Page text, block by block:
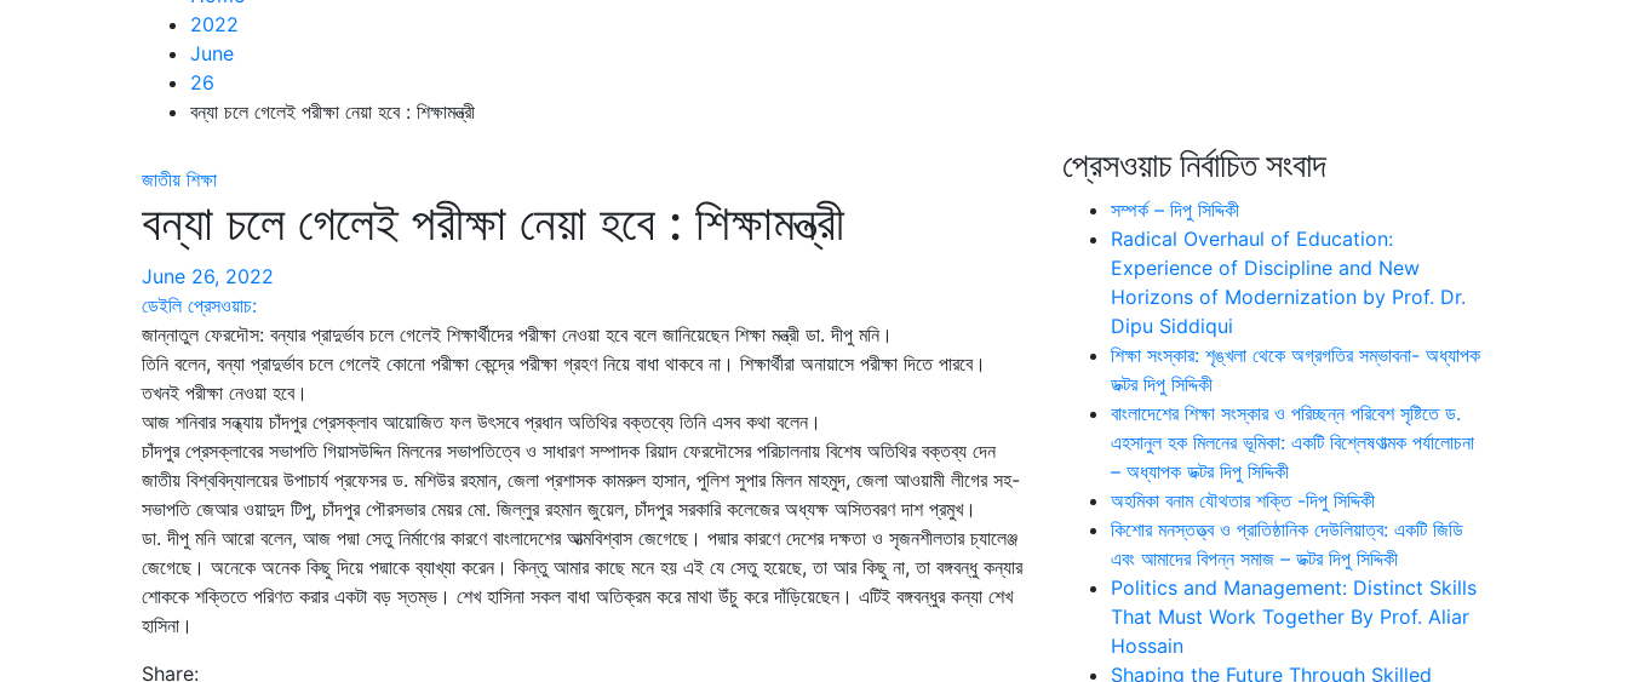
2022
June
26
বন্যা চলে গেলেই পরীক্ষা নেয়া হবে : শিক্ষামন্ত্রী
জাতীয় শিক্ষা
বন্যা চলে গেলেই পরীক্ষা নেয়া হবে : শিক্ষামন্ত্রী
June 26, 2022
ডেইলি প্রেসওয়াচ:
জান্নাতুল ফেরদৌস: বন্যার প্রাদুর্ভাব চলে গেলেই শিক্ষার্থীদের পরীক্ষা নেওয়া হবে বলে জানিয়েছেন শিক্ষা মন্ত্রী ডা. দীপু মনি।
তিনি বলেন, বন্যা প্রাদুর্ভাব চলে গেলেই কোনো পরীক্ষা কেন্দ্রে পরীক্ষা গ্রহণ নিয়ে বাধা থাকবে না। শিক্ষার্থীরা অনায়াসে পরীক্ষা দিতে পারবে।
তখনই পরীক্ষা নেওয়া হবে।
আজ শনিবার সন্ধ্যায় চাঁদপুর প্রেসক্লাব আয়োজিত ফল উৎসবে প্রধান অতিথির বক্তব্যে তিনি এসব কথা বলেন।
চাঁদপুর প্রেসক্লাবের সভাপতি গিয়াসউদ্দিন মিলনের সভাপতিত্বে ও সাধারণ সম্পাদক রিয়াদ ফেরদৌসের পরিচালনায় বিশেষ অতিথির বক্তব্য দেন
জাতীয় বিশ্ববিদ্যালয়ের উপাচার্য প্রফেসর ড. মশিউর রহমান, জেলা প্রশাসক কামরুল হাসান, পুলিশ সুপার মিলন মাহমুদ, জেলা আওয়ামী লীগের সহ-
সভাপতি জেআর ওয়াদুদ টিপু, চাঁদপুর পৌরসভার মেয়র মো. জিল্লুর রহমান জুয়েল, চাঁদপুর সরকারি কলেজের অধ্যক্ষ অসিতবরণ দাশ প্রমুখ।
ডা. দীপু মনি আরো বলেন, আজ পদ্মা সেতু নির্মাণের কারণে বাংলাদেশের আত্মবিশ্বাস জেগেছে। পদ্মার কারণে দেশের দক্ষতা ও সৃজনশীলতার চ্যালেঞ্জ
জেগেছে। অনেকে অনেক কিছু দিয়ে পদ্মাকে ব্যাখ্যা করেন। কিন্তু আমার কাছে মনে হয় এই যে সেতু হয়েছে, তা আর কিছু না, তা বঙ্গবন্ধু কন্যার
শোককে শক্তিতে পরিণত করার একটা বড় স্তম্ভ। শেখ হাসিনা সকল বাধা অতিক্রম করে মাথা উঁচু করে দাঁড়িয়েছেন। এটিই বঙ্গবন্ধুর কন্যা শেখ
হাসিনা।
Share:
প্রেসওয়াচ নির্বাচিত সংবাদ
সম্পর্ক – দিপু সিদ্দিকী
Radical Overhaul of Education:
Experience of Discipline and New
Horizons of Modernization by Prof. Dr.
Dipu Siddiqui
শিক্ষা সংস্কার: শৃঙ্খলা থেকে অগ্রগতির সম্ভাবনা- অধ্যাপক
ডক্টর দিপু সিদ্দিকী
বাংলাদেশের শিক্ষা সংস্কার ও পরিচ্ছন্ন পরিবেশ সৃষ্টিতে ড.
এহসানুল হক মিলনের ভূমিকা: একটি বিশ্লেষণাত্মক পর্যালোচনা
– অধ্যাপক ডক্টর দিপু সিদ্দিকী
অহমিকা বনাম যৌথতার শক্তি -দিপু সিদ্দিকী
কিশোর মনস্তত্ত্ব ও প্রাতিষ্ঠানিক দেউলিয়াত্ব: একটি জিডি
এবং আমাদের বিপন্ন সমাজ – ডক্টর দিপু সিদ্দিকী
Politics and Management: Distinct Skills
That Must Work Together By Prof. Aliar
Hossain
Shaping the Future Through Skilled